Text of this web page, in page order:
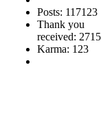
Posts: 117123
Thank you
received: 2715
Karma: 123